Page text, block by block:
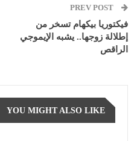
فيكتوريا بيكهام تسخر من
إطلالة زوجها.. يشبه الإيموجي
الراقص
YOU MIGHT ALSO LIKE